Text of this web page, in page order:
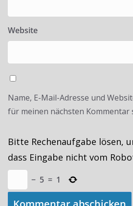
Website
Name, E-Mail-Adresse und
für meinen nächsten Kommentar
Bitte Rechenaufgabe lösen,
dass Eingabe nicht vom
− 5 = 1